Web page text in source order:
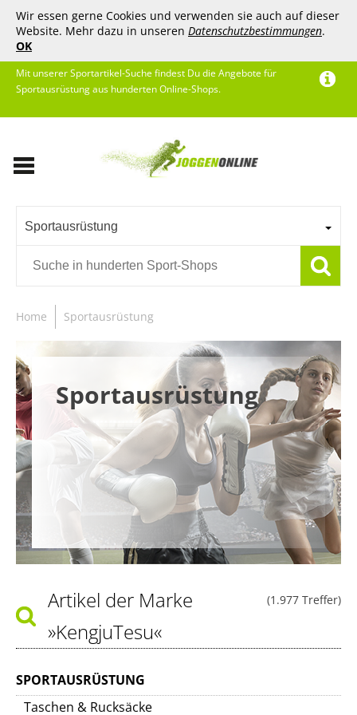
Wir essen gerne Cookies und verwenden sie auch auf dieser
Website. Mehr dazu in unseren Datenschutzbestimmungen.
OK
Mit unserer Sportartikel-Suche findest Du die Angebote für
Sportausrüstung aus hunderten Online-Shops.
Sportausrüstung
Home Sportausrüstung
Sportausrüstung
(1.977 Treffer)
Artikel der Marke
»KengjuTesu«
SPORTAUSRÜSTUNG
Taschen & Rucksäcke